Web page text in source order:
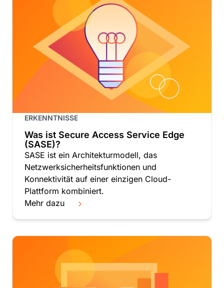
ERKENNTNISSE
Was ist Secure Access Service Edge
(SASE)?
SASE ist ein Architekturmodell, das
Netzwerksicherheitsfunktionen und
Konnektivität auf einer einzigen Cloud-
Plattform kombiniert.
Mehr dazu